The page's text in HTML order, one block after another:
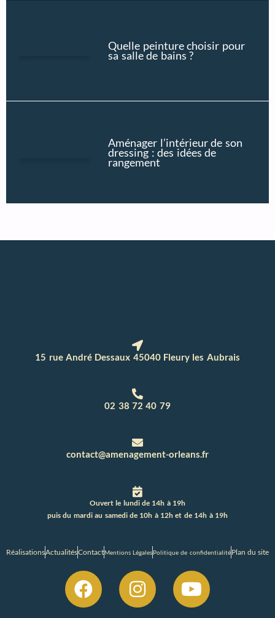
Quelle peinture choisir pour
sa salle de bains ?
Aménager l’intérieur de son
dressing : des idées de
rangement
15 rue André Dessaux 45040 Fleury les Aubrais
02 38 72 40 79
contact@amenagement-orleans.fr
Ouvert le lundi de 14h à 19h
puis du mardi au samedi de 10h à 12h et de 14h à 19h
RéalisationsActualitésContactMentions LégalesPolitique de confidentialitéPlan du site